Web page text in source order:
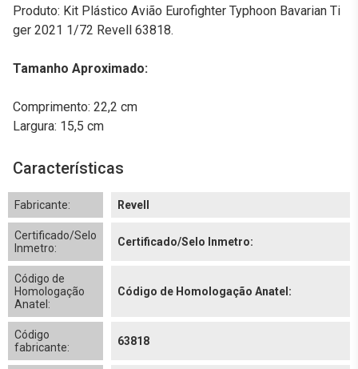
Produto: Kit Plástico Avião Eurofighter Typhoon Bavarian Ti
ger 2021 1/72 Revell 63818.
Tamanho Aproximado:
Comprimento: 22,2 cm
Largura: 15,5 cm
Características
Fabricante: Revell
Certificado/Selo
Inmetro:
Certificado/Selo Inmetro:
Código de
Homologação
Anatel:
Código de Homologação Anatel:
Código
fabricante:
63818